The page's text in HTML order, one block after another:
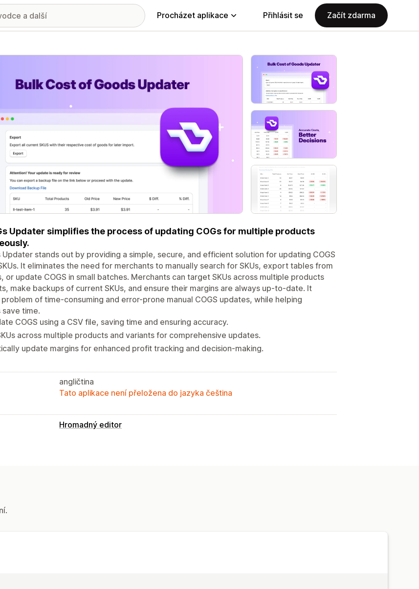
Procházet aplikace Přihlásit se Začít zdarma
obrázků
Updater simplifies the process of updating COGs for multiple products
Updater stands out by providing a simple, secure, and efficient solution for updating COGS
It eliminates the need for merchants to manually search for SKUs, export tables from
or update COGS in small batches. Merchants can target SKUs across multiple products
make backups of current SKUs, and ensure their margins are always up-to-date. It
of time-consuming and error-prone manual COGS updates, while helping
time.
COGS using a CSV file, saving time and ensuring accuracy.
across multiple products and variants for comprehensive updates.
update margins for enhanced profit tracking and decision-making.
angličtina
Tato aplikace není přeložena do jazyka čeština
Hromadný editor